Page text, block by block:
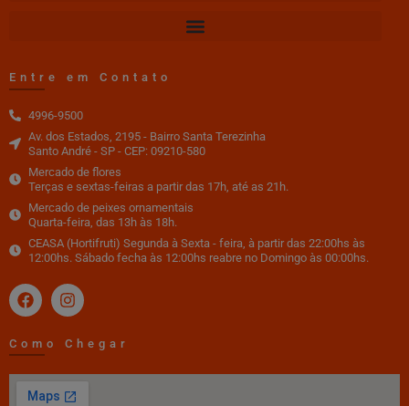
Entre em Contato
4996-9500
Av. dos Estados, 2195 - Bairro Santa Terezinha
Santo André - SP - CEP: 09210-580
Mercado de flores
Terças e sextas-feiras a partir das 17h, até as 21h.
Mercado de peixes ornamentais
Quarta-feira, das 13h às 18h.
CEASA (Hortifruti) Segunda à Sexta - feira, à partir das 22:00hs às
12:00hs. Sábado fecha às 12:00hs reabre no Domingo às 00:00hs.
Como Chegar